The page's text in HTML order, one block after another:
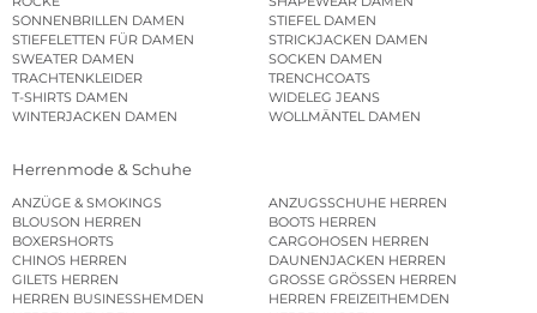
SONNENBRILLEN DAMEN
STIEFEL DAMEN
STIEFELETTEN FÜR DAMEN
STRICKJACKEN DAMEN
SWEATER DAMEN
SOCKEN DAMEN
TRACHTENKLEIDER
TRENCHCOATS
T-SHIRTS DAMEN
WIDELEG JEANS
WINTERJACKEN DAMEN
WOLLMÄNTEL DAMEN
Herrenmode & Schuhe
ANZÜGE & SMOKINGS
ANZUGSSCHUHE HERREN
BLOUSON HERREN
BOOTS HERREN
BOXERSHORTS
CARGOHOSEN HERREN
CHINOS HERREN
DAUNENJACKEN HERREN
GILETS HERREN
GROSSE GRÖSSEN HERREN
HERREN BUSINESSHEMDEN
HERREN FREIZEITHEMDEN